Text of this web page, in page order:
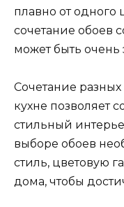
плавно от одного
сочетание обоев
может быть
Сочетание разных
кухне позволяет
стильный
выборе обоев
стиль, цветовую
дома, чтобы